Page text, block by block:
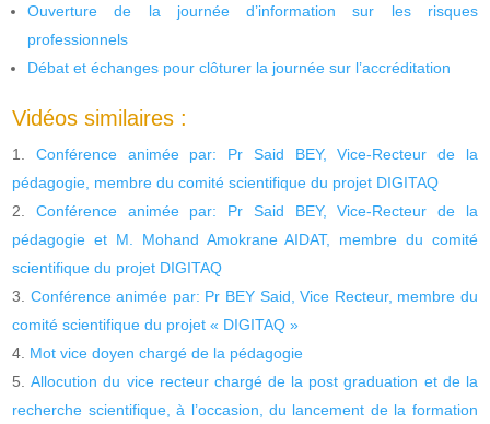
Ouverture de la journée d’information sur les risques
professionnels
Débat et échanges pour clôturer la journée sur l’accréditation
Vidéos similaires :
Conférence animée par: Pr Said BEY, Vice-Recteur de la
pédagogie, membre du comité scientifique du projet DIGITAQ
Conférence animée par: Pr Said BEY, Vice-Recteur de la
pédagogie et M. Mohand Amokrane AIDAT, membre du comité
scientifique du projet DIGITAQ
Conférence animée par: Pr BEY Said, Vice Recteur, membre du
comité scientifique du projet « DIGITAQ »
Mot vice doyen chargé de la pédagogie
Allocution du vice recteur chargé de la post graduation et de la
recherche scientifique, à l’occasion, du lancement de la formation